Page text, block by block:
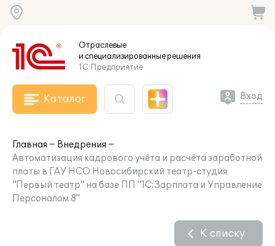
Отраслевые
и специализированныерешения
1С:Предприятие
Каталог Вход
Главная
Внедрения
Автоматизация кадрового учёта и расчёта заработной
платы в ГАУ НСО Новосибирский театр-студия
"Первый театр" на базе ПП "1С:Зарплата и Управление
Персоналом 8"
К списку